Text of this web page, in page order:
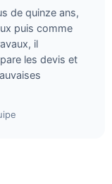
de quinze ans,
puis comme
il
les devis et